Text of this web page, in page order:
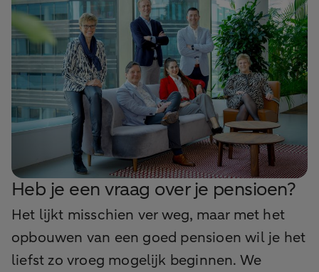
Heb je een vraag over je pensioen?
Het lijkt misschien ver weg, maar met het
opbouwen van een goed pensioen wil je het
liefst zo vroeg mogelijk beginnen. We